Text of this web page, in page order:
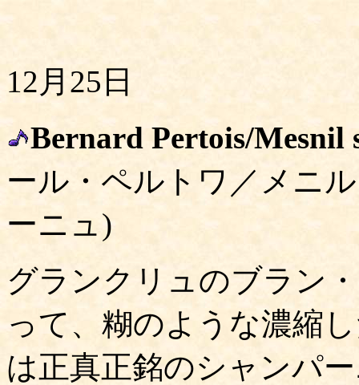
12月25日
Bernard Pertois/Mesnil
ール・ペルトワ／メニ
ーニュ)
グランクリュのブラン
って、糊のような濃縮
は正真正銘のシャンパ